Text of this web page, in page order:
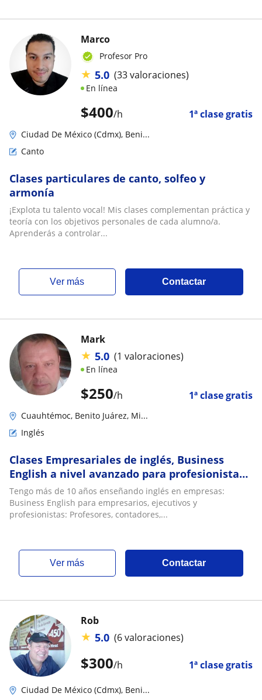
$400/h 1ª clase gratis
Marco
Profesor Pro
★ 5.0 (33 valoraciones)
En línea
Ciudad De México (Cdmx), Beni...
Canto
Clases particulares de canto, solfeo y
armonía
¡Explota tu talento vocal! Mis clases complementan práctica y
teoría con los objetivos personales de cada alumno/a.
Aprenderás a controlar...
ver más Contactar
$250/h 1ª clase gratis
Mark
★ 5.0 (1 valoraciones)
En línea
Cuauhtémoc, Benito Juárez, Mi...
Inglés
Clases Empresariales de inglés, Business
English a nivel avanzado para profesionistas
en la CDMX con Nativo
Tengo más de 10 años enseñando inglés en empresas:
Business English para empresarios, ejecutivos y
profesionistas: Profesores, contadores,...
ver más Contactar
$300/h 1ª clase gratis
Rob
★ 5.0 (6 valoraciones)
Ciudad De México (Cdmx), Beni...